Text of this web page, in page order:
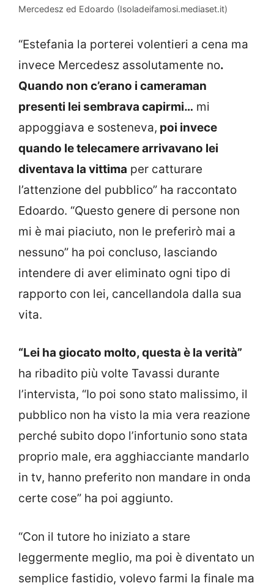
Mercedesz ed Edoardo (Isoladeifamosi.mediaset.it)
“Estefania la porterei volentieri a cena ma
invece Mercedesz assolutamente no.
Quando non c’erano i cameraman
presenti lei sembrava capirmi… mi
appoggiava e sosteneva, poi invece
quando le telecamere arrivavano lei
diventava la vittima per catturare
l’attenzione del pubblico” ha raccontato
Edoardo. “Questo genere di persone non
mi è mai piaciuto, non le preferirò mai a
nessuno” ha poi concluso, lasciando
intendere di aver eliminato ogni tipo di
rapporto con lei, cancellandola dalla sua
vita.
“Lei ha giocato molto, questa è la verità”
ha ribadito più volte Tavassi durante
l’intervista, “Io poi sono stato malissimo, il
pubblico non ha visto la mia vera reazione
perché subito dopo l’infortunio sono stata
proprio male, era agghiacciante mandarlo
in tv, hanno preferito non mandare in onda
certe cose” ha poi aggiunto.
“Con il tutore ho iniziato a stare
leggermente meglio, ma poi è diventato un
semplice fastidio, volevo farmi la finale ma